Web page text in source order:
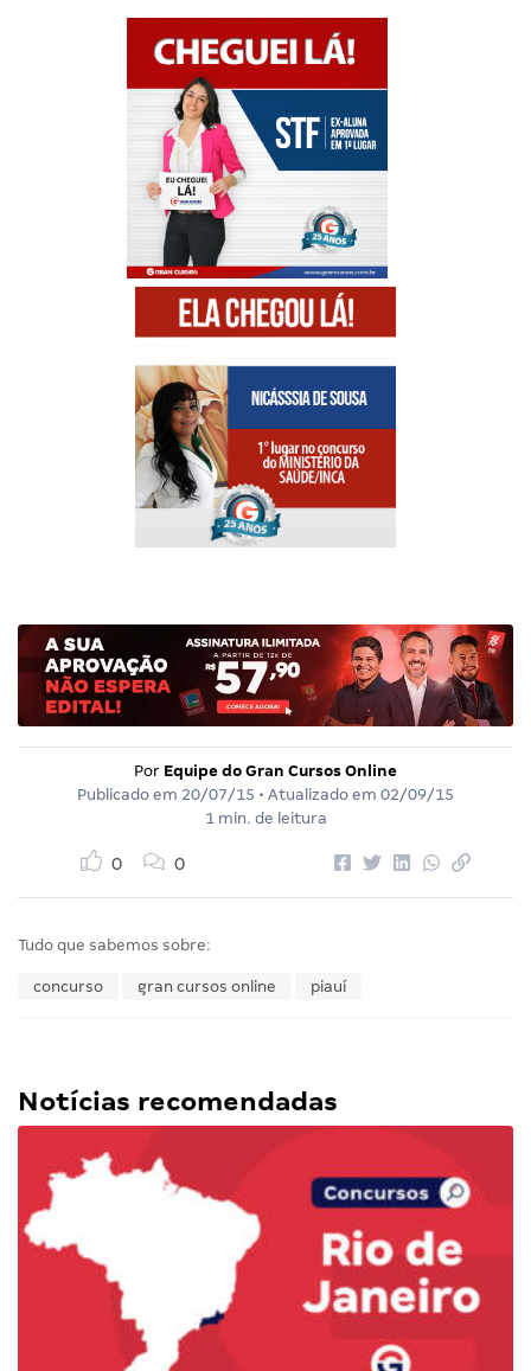
Por Equipe do Gran Cursos Online
Publicado em 20/07/15 • Atualizado em 02/09/15
1 min. de leitura
0 0
Tudo que sabemos sobre:
concurso gran cursos online piauí
Notícias recomendadas